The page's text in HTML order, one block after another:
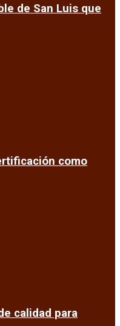
de San Luis que
como
calidad para